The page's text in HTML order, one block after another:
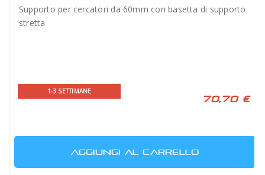
Supporto per cercatori da 60mm con basetta di supporto
stretta
1-3 SETTIMANE
70,70 €
AGGIUNGI AL CARRELLO